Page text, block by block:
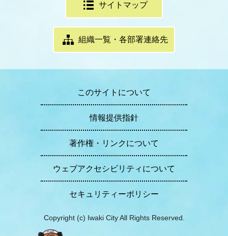
サイトマップ
組織一覧・各部署連絡先
このサイトについて
情報提供指針
著作権・リンクについて
ウェブアクセシビリティについて
セキュリティーポリシー
Copyright (c) Iwaki City All Rights Reserved.